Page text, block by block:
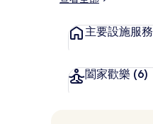
主要設施服務
闔家歡樂 (6)